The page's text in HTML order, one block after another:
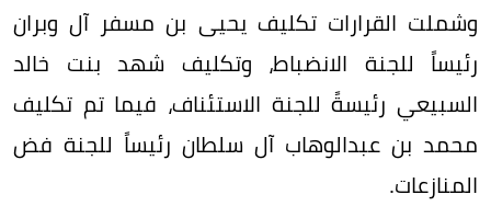
وشملت القرارات تكليف يحيى بن مسفر آل وبران
رئيساً للجنة الانضباط، وتكليف شهد بنت خالد
السبيعي رئيسةً للجنة الاستئناف، فيما تم تكليف
محمد بن عبدالوهاب آل سلطان رئيساً للجنة فض
المنازعات.